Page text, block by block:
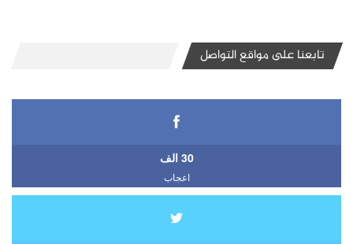
تابعنا على مواقع التواصل
30 الف
اعجاب